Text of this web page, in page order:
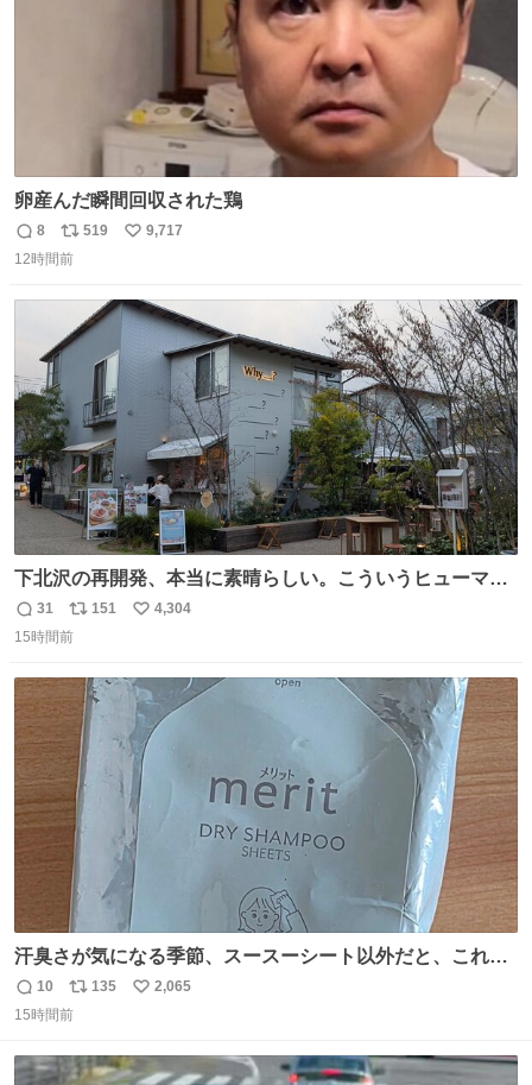
卵産んだ瞬間回収された鶏
返
信
8
リ
ポ
数
519
い
数
9,717
12時間前
下北沢の再開発、本当に素晴らしい。こういうヒューマン
スケールの開発がいいんだよ。
返
信
31
リ
ポ
ト
数
151
い
数
4,304
15時間前
汗臭さが気になる季節、スースーシート以外だと、これが
とにかくスッキリする。2年くらい前に #生活は踊る で紹
介したやつ。おじさんにもおばさんにもオススメだ。ドラ
汗拭きシートみたいなもの。耳裏襟足首筋がんがん拭いて
返
信
10
リ
ポ
ト
135
い
数
2,065
15時間前